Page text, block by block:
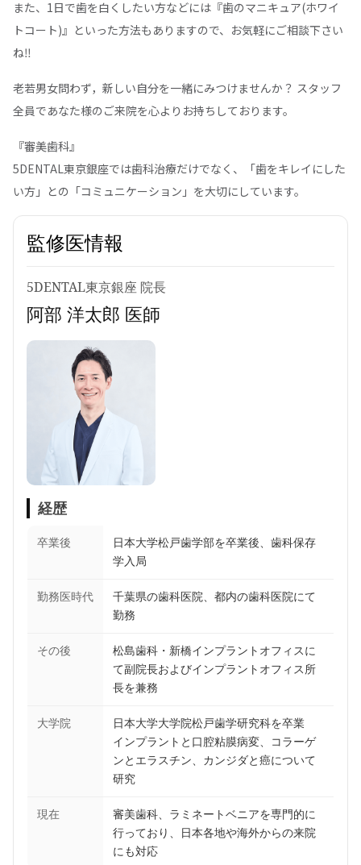
また、1日で歯を白くしたい方などには『歯のマニキュア(ホワイ
トコート)』といった方法もありますので、お気軽にご相談下さい
ね‼
老若男女問わず，新しい自分を一緒にみつけませんか？ スタッフ
全員であなた様のご来院を心よりお持ちしております。
『審美歯科』
5DENTAL東京銀座では歯科治療だけでなく、「歯をキレイにした
い方」との「コミュニケーション」を大切にしています。
監修医情報
5DENTAL東京銀座 院長
阿部 洋太郎 医師
経歴
卒業後
日本大学松戸歯学部を卒業後、歯科保存
学入局
勤務医時代
千葉県の歯科医院、都内の歯科医院にて
勤務
その後
松島歯科・新橋インプラントオフィスに
て副院長およびインプラントオフィス所
長を兼務
大学院
日本大学大学院松戸歯学研究科を卒業
インプラントと口腔粘膜病変、コラーゲ
ンとエラスチン、カンジダと癌について
研究
現在
審美歯科、ラミネートベニアを専門的に
行っており、日本各地や海外からの来院
にも対応